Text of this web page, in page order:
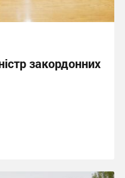
закордонних